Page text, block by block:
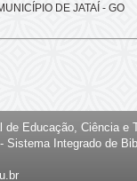
DE JATAÍ - GO
de Educação, Ciência e
Sistema Integrado de